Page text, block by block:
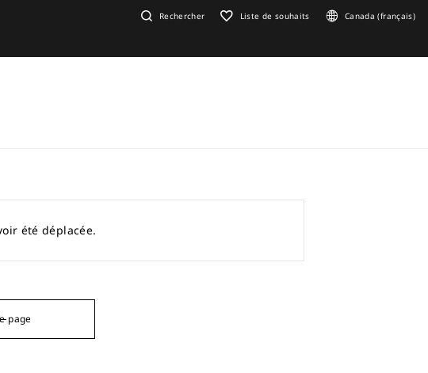
Rechercher Liste de souhaits Canada (français)
été déplacée.
page